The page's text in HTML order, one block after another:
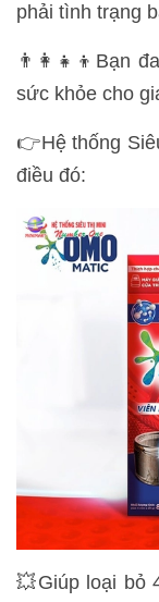
phải tình trạng
👨‍👩‍👧‍👦Bạn
sức khỏe cho
👉Hệ thống
điều đó:
💥Giúp loại bỏ